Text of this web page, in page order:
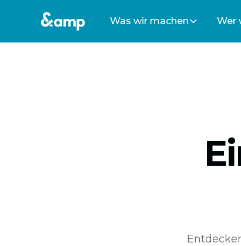
Was wir machen Wer